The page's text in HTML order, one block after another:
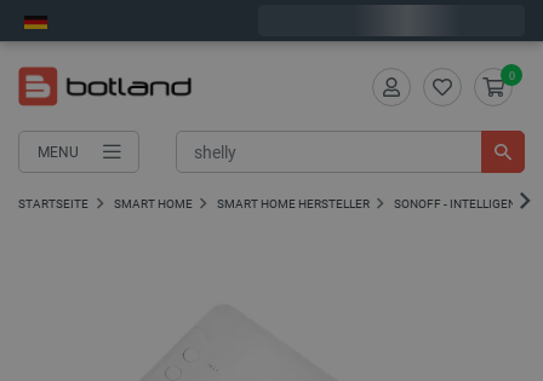
MENU
0
STARTSEITE SMART HOME SMART HOME HERSTELLER SONOFF - INTELLIGENTE